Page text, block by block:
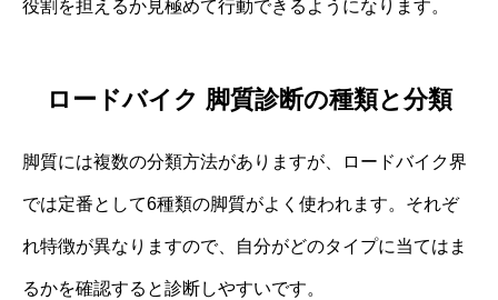
役割を担えるか見極めて行動できるようになります。
ロードバイク 脚質診断の種類と分類
脚質には複数の分類方法がありますが、ロードバイク界
では定番として6種類の脚質がよく使われます。それぞ
れ特徴が異なりますので、自分がどのタイプに当てはま
るかを確認すると診断しやすいです。